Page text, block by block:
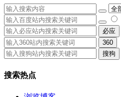
必应
360
搜狗
搜索热点